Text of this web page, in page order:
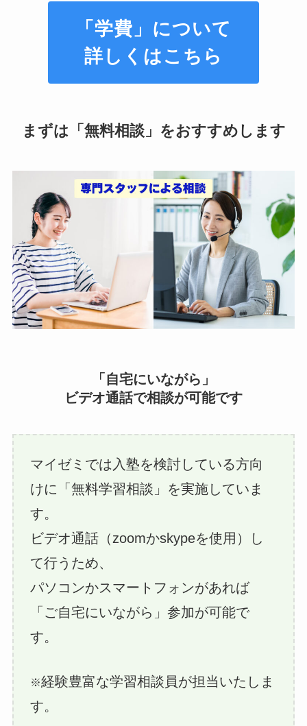
「学費」について
詳しくはこちら
まずは「無料相談」をおすすめします
「自宅にいながら」
ビデオ通話で相談が可能です
マイゼミでは入塾を検討している方向
けに「無料学習相談」を実施していま
す。
ビデオ通話（zoomかskypeを使用）し
て行うため、
パソコンかスマートフォンがあれば
「ご自宅にいながら」参加が可能で
す。
※経験豊富な学習相談員が担当いたしま
す。